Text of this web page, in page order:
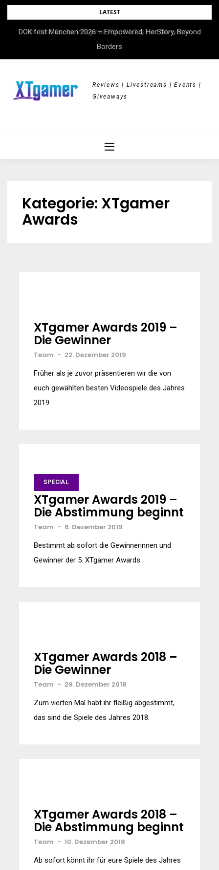
Skip
content
LATEST
Im Test: Brook Wingman P5s/P5/NS Lite Converter
DOK.fest München 2026 – Empowered, HerStory, Beyond
Borders
Reviews | Livestreams | Events |
Giveaways
Kategorie: XTgamer
Awards
XTgamer Awards 2019 –
Die Gewinner
Team - 22. Dezember 2019
Früher als je zuvor präsentieren wir die von
euch gewählten besten Videospiele des Jahres
2019.
SPECIAL
XTgamer Awards 2019 –
Die Abstimmung beginnt
Team - 6. Dezember 2019
Bestimmt ab sofort die Gewinnerinnen und
Gewinner der 5. XTgamer Awards.
XTgamer Awards 2018 –
Die Gewinner
Team - 29. Dezember 2018
Zum vierten Mal habt ihr fleißig abgestimmt,
das sind die Spiele des Jahres 2018.
XTgamer Awards 2018 –
Die Abstimmung beginnt
Team - 10. Dezember 2018
Ab sofort könnt ihr für eure Spiele des Jahres